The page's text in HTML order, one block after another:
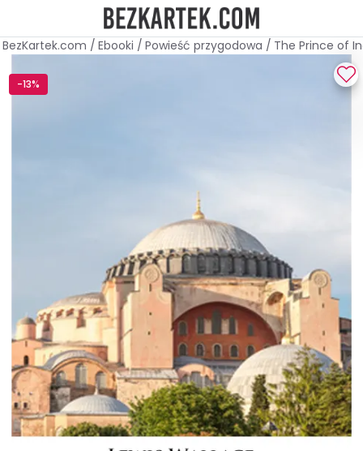
BezKartek.com / Ebooki / Powieść przygodowa / The Prince of
-13%